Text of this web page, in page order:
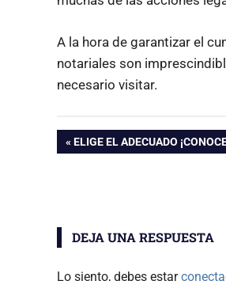
A la hora de garantizar el
notariales son
necesario visitar.
Navegación
ENTRADA
ELIGE EL ADECUADO
DEJA UNA RESPUESTA
Lo siento, debes estar